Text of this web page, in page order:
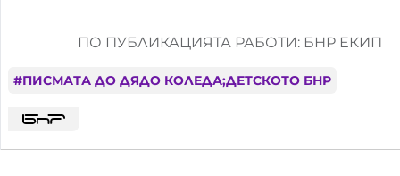
ПО ПУБЛИКАЦИЯТА РАБОТИ: БНР ЕКИП
#ПИСМАТА ДО ДЯДО КОЛЕДА;ДЕТСКОТО БНР